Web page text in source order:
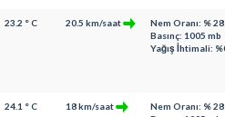
23.2 ° C 20.5 km/saat
Nem Oranı: % 28
Basınç: 1005 mb
Yağış İhtimali:
24.1 ° C 18 km/saat
Nem Oranı: % 28